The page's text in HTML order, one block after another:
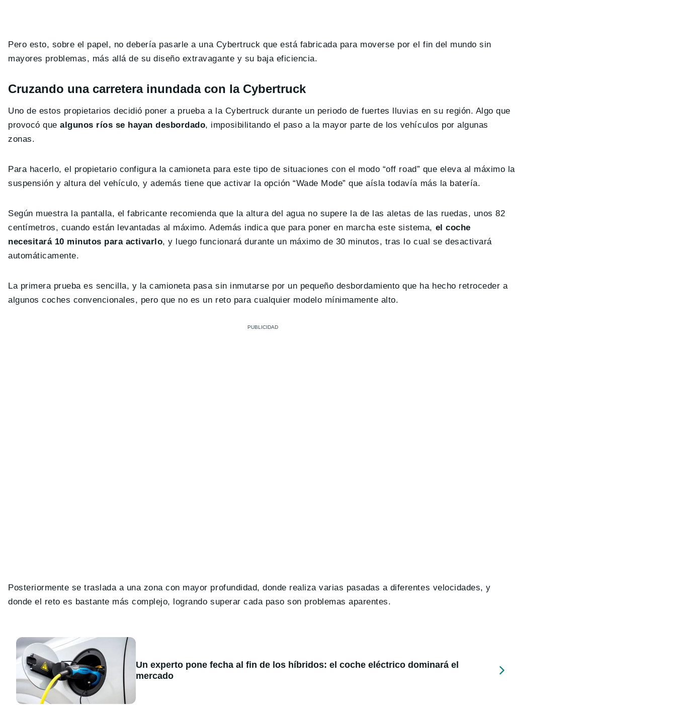
Pero esto, sobre el papel, no debería pasarle a una Cybertruck que está fabricada para moverse por el fin del mundo sin
mayores problemas, más allá de su diseño extravagante y su baja eficiencia.
Cruzando una carretera inundada con la Cybertruck
Uno de estos propietarios decidió poner a prueba a la Cybertruck durante un periodo de fuertes lluvias en su región. Algo que
provocó quealgunos ríos se hayan desbordado, imposibilitando el paso a la mayor parte de los vehículos por algunas
zonas.
Para hacerlo, el propietario configura la camioneta para este tipo de situaciones con el modo “off road” que eleva al máximo la
suspensión y altura del vehículo, y además tiene que activar la opción “Wade Mode” que aísla todavía más la batería.
Según muestra la pantalla, el fabricante recomienda que la altura del agua no supere la de las aletas de las ruedas, unos 82
centímetros, cuando están levantadas al máximo. Además indica que para poner en marcha este sistema, el coche
necesitará 10 minutos para activarlo, y luego funcionará durante un máximo de 30 minutos, tras lo cual se desactivará
automáticamente.
La primera prueba es sencilla, y la camioneta pasa sin inmutarse por un pequeño desbordamiento que ha hecho retroceder a
algunos coches convencionales, pero que no es un reto para cualquier modelo mínimamente alto.
Posteriormente se traslada a una zona con mayor profundidad, donde realiza varias pasadas a diferentes velocidades, y
donde el reto es bastante más complejo, logrando superar cada paso son problemas aparentes.
Un experto pone fecha al fin de los híbridos: el coche eléctrico dominará el
mercado